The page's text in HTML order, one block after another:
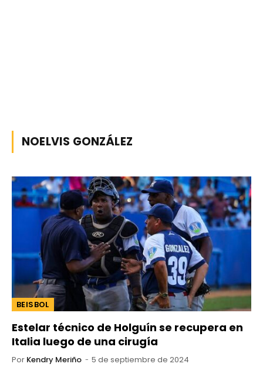
NOELVIS GONZÁLEZ
BEISBOL
Estelar técnico de Holguín se recupera en
Italia luego de una cirugía
Por Kendry Meriño 5 de septiembre de 2024